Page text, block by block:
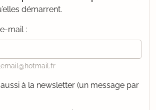
démarrent.
mail :
aussi à la newsletter (un message par